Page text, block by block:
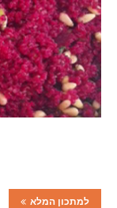
למתכון המלא